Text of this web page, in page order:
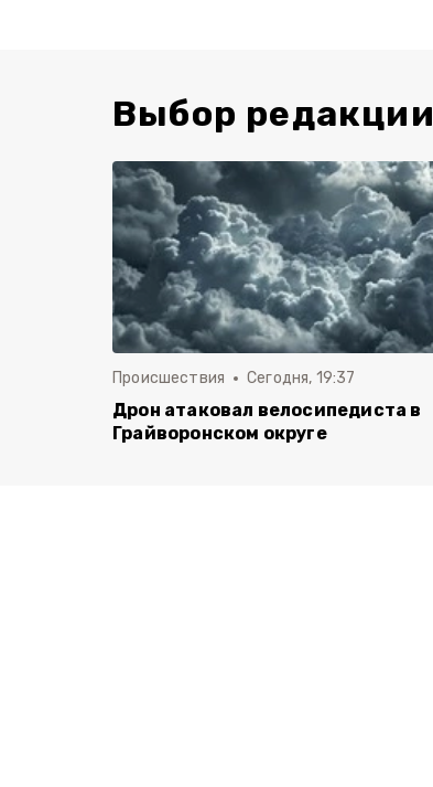
Выбор редакции
Происшествия Сегодня, 19:37
Дрон атаковал велосипедиста в
Грайворонском округе